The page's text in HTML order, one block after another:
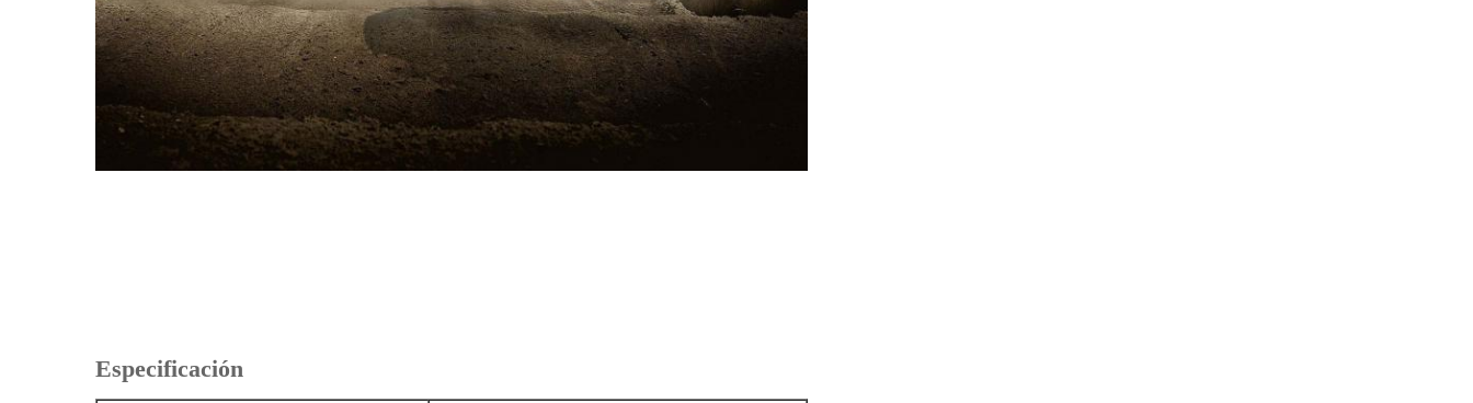
Especificación